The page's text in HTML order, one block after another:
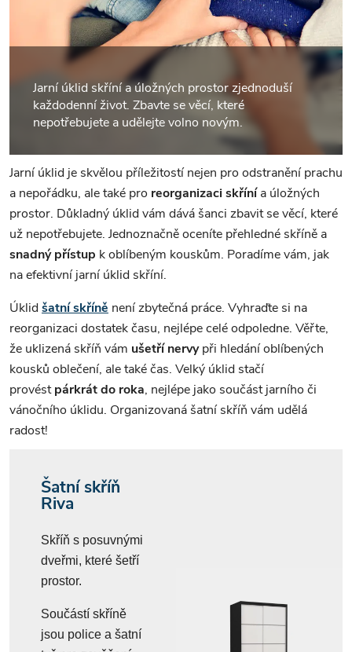
Jarní úklid skříní a úložných prostor zjednoduší
každodenní život. Zbavte se věcí, které
nepotřebujete a udělejte volno novým.
Jarní úklid je skvělou příležitostí nejen pro odstranění prachu
a nepořádku, ale také pro reorganizaci skřínía úložných
prostor. Důkladný úklid vám dává šanci zbavit se věcí, které
už nepotřebujete. Jednoznačně oceníte přehledné skříně a
snadný přístup k oblíbeným kouskům. Poradíme vám, jak
na efektivní jarní úklid skříní.
Úklidšatní skříně není zbytečná práce. Vyhraďte si na
reorganizaci dostatek času, nejlépe celé odpoledne. Věřte,
že uklizená skříň vám ušetří nervypři hledání oblíbených
kousků oblečení, ale také čas. Velký úklid stačí
provéstpárkrát do roka, nejlépe jako součást jarního či
vánočního úklidu. Organizovaná šatní skříň vám udělá
radost!
Šatní skříň
Riva
Skříň s posuvnými
dveřmi, které šetří
prostor.
Součástí skříně
jsou police a šatní